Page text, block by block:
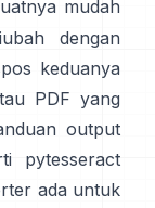
mudah
dengan
keduanya
PDF yang
output
pytesseract
ada untuk